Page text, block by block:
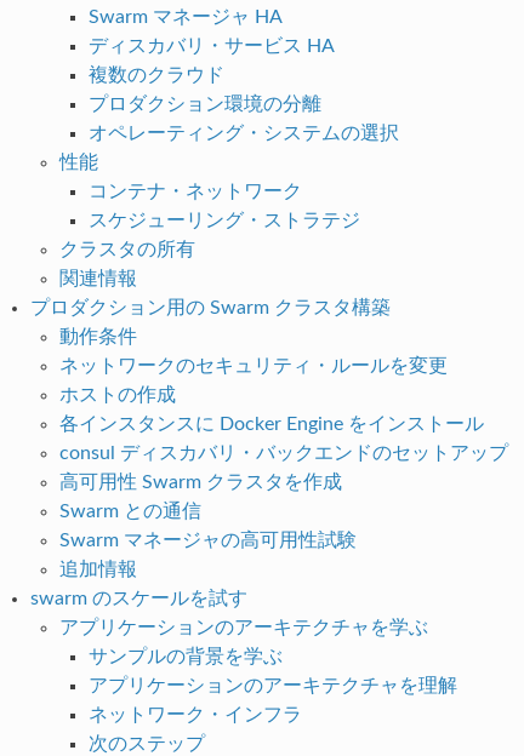
Swarm マネージャ HA
ディスカバリ・サービス HA
複数のクラウド
プロダクション環境の分離
オペレーティング・システムの選択
性能
コンテナ・ネットワーク
スケジューリング・ストラテジ
クラスタの所有
関連情報
プロダクション用の Swarm クラスタ構築
動作条件
ネットワークのセキュリティ・ルールを変更
ホストの作成
各インスタンスに Docker Engine をインストール
consul ディスカバリ・バックエンドのセットアップ
高可用性 Swarm クラスタを作成
Swarm との通信
Swarm マネージャの高可用性試験
追加情報
swarm のスケールを試す
アプリケーションのアーキテクチャを学ぶ
サンプルの背景を学ぶ
アプリケーションのアーキテクチャを理解
ネットワーク・インフラ
次のステップ